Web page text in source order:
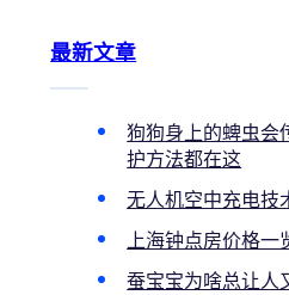
最新文章
狗狗身上的蜱虫会
护方法都在这
无人机空中充电技
上海钟点房价格
蚕宝宝为啥总让人